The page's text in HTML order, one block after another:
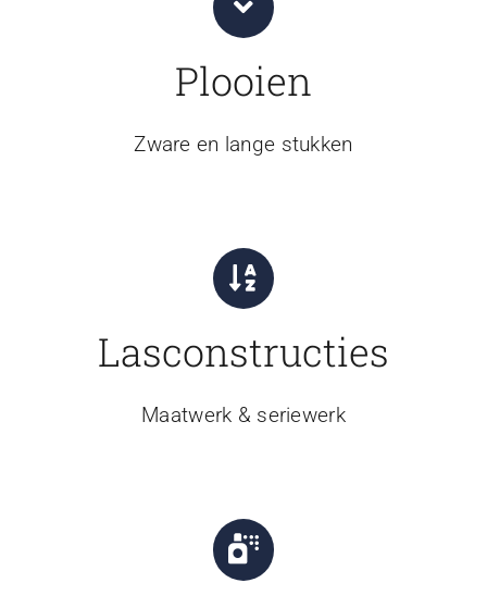
Plooien
Zware en lange stukken
Lasconstructies
Maatwerk & seriewerk